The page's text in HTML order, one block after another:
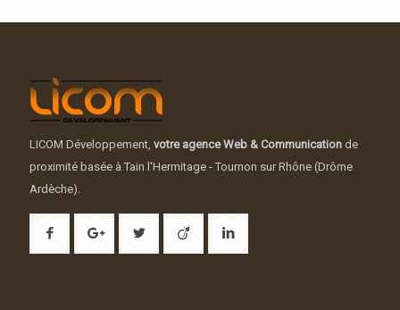
LICOM Développement, votre agence Web & Communication de
proximité basée à Tain l'Hermitage - Tournon sur Rhône (Drôme
Ardèche).